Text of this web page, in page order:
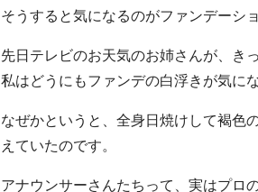
そうすると気になるのがファンデーシ
先日テレビのお天気のお姉さんが、き
私はどうにもファンデの白浮きが気に
なぜかというと、全身日焼けして褐色
えていたのです。
アナウンサーさんたちって、実はプロ